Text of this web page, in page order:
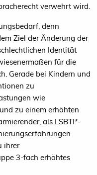
verwehrt wird.
denn
Ziel der Änderung der
Identität
für die
Gerade bei Kindern und
zu
wie
zu einem erhöhten
als LSBTI*-
ihrer
3-fach erhöhtes